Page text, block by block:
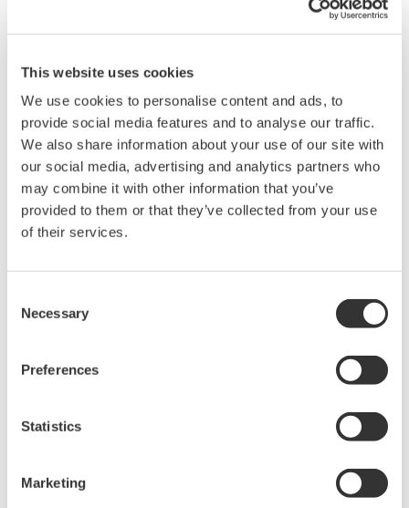
This website uses cookies
We use cookies to personalise content and ads, to
provide social media features and to analyse our traffic.
We also share information about your use of our site with
our social media, advertising and analytics partners who
may combine it with other information that you’ve
provided to them or that they’ve collected from your use
of their services.
Selection
Necessary
Preferences
Statistics
Marketing
사이의 간극을 방지하기 위한 가장 실용적인
정책과 절차를 정의하기 위함.자세한 내용 보기
Business Cases Development (비즈니스 사례
개발)
예산과 달성가능한 목표를 고려한 중장기적인
투자 비즈니스 사례 작성 및 보안 로드맵 계획
수립하기 위함.
작전 가용성을 최고 수준으로 유지하기 위한
자세한 내용
Managed Service phase (관리 서비스 단계)
전사적인 보안 관리 서비스를 구현하여 적시에
모니터링, 보호 및 대응할 수 있도록 하기